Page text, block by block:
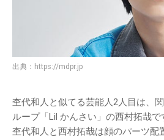
出典： https://mdpr.jp
杢代和人と似てる芸能人2人目は、
ループ「Lil かんさい」の西村拓哉で
杢代和人と西村拓哉は顔のパーツ配